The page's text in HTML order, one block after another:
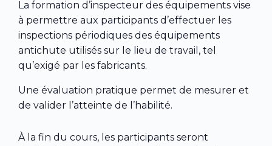
La formation d’inspecteur des équipements vise
à permettre aux participants d’effectuer les
inspections périodiques des équipements
antichute utilisés sur le lieu de travail, tel
qu’exigé par les fabricants.
Une évaluation pratique permet de mesurer et
de valider l’atteinte de l’habilité.
À la fin du cours, les participants seront